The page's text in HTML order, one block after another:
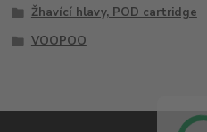
Žhavící hlavy, POD cartridge
VOOPOO